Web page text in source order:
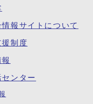
報サイトについて
援制度
ンター